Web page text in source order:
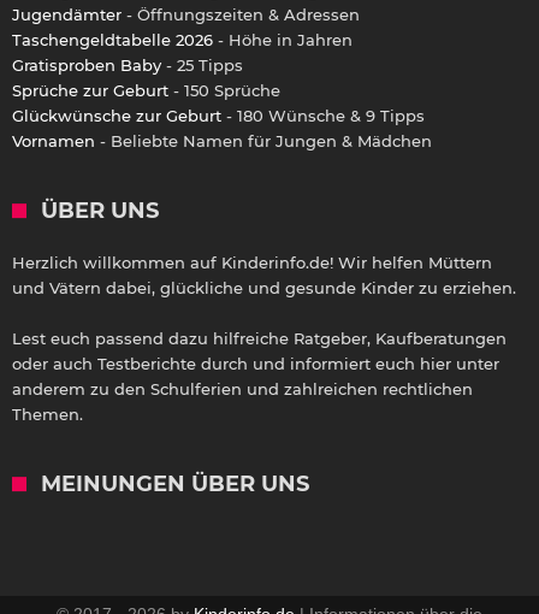
Jugendämter - Öffnungszeiten & Adressen
Taschengeldtabelle 2026 - Höhe in Jahren
Gratisproben Baby - 25 Tipps
Sprüche zur Geburt - 150 Sprüche
Glückwünsche zur Geburt - 180 Wünsche & 9 Tipps
Vornamen - Beliebte Namen für Jungen & Mädchen
ÜBER UNS
Herzlich willkommen auf Kinderinfo.de! Wir helfen Müttern
und Vätern dabei, glückliche und gesunde Kinder zu erziehen.
Lest euch passend dazu hilfreiche Ratgeber, Kaufberatungen
oder auch Testberichte durch und informiert euch hier unter
anderem zu den Schulferien und zahlreichen rechtlichen
Themen.
MEINUNGEN ÜBER UNS